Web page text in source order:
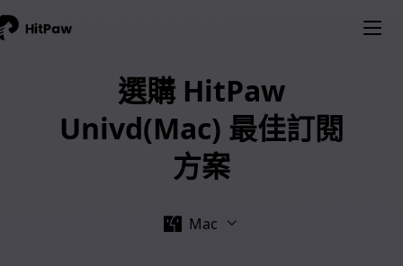
選購 HitPaw
Univd(Mac) 最佳訂閱
方案
Mac